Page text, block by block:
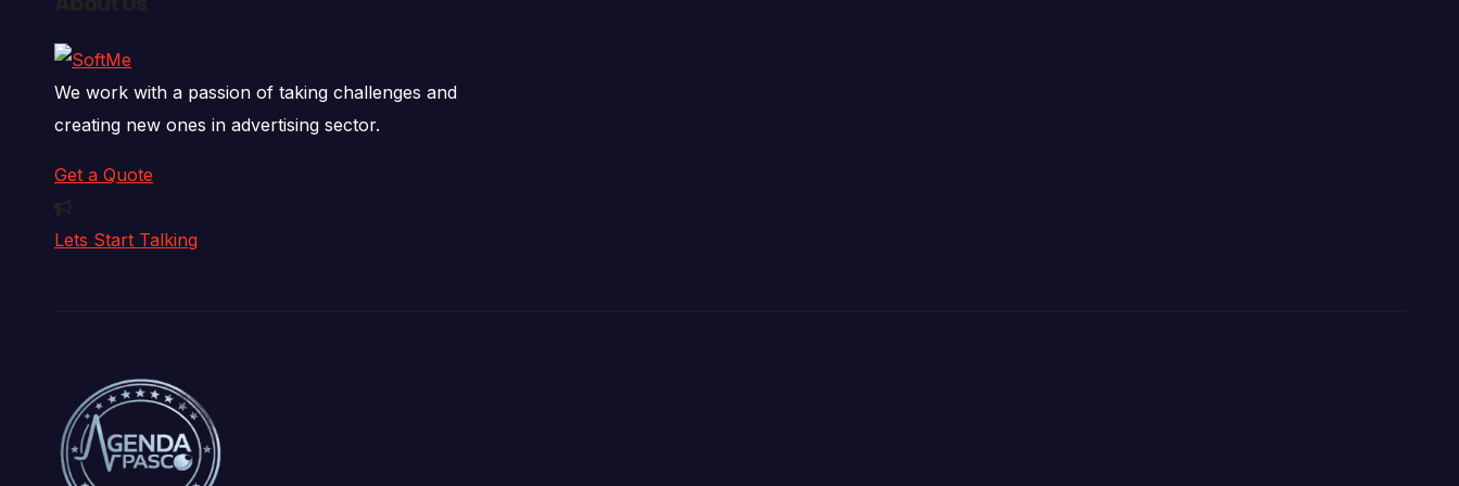
We work with a passion of taking challenges and
creating new ones in advertising sector.
Get a Quote
Lets Start Talking